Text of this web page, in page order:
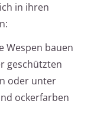
in ihren
Wespen bauen
geschützten
oder unter
ockerfarben